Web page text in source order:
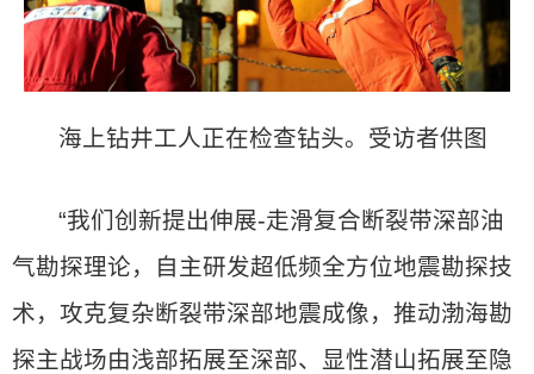
海上钻井工人正在检查钻头。受访者供图
“我们创新提出伸展-走滑复合断裂带深部油
气勘探理论，自主研发超低频全方位地震勘探技
术，攻克复杂断裂带深部地震成像，推动渤海勘
探主战场由浅部拓展至深部、显性潜山拓展至隐